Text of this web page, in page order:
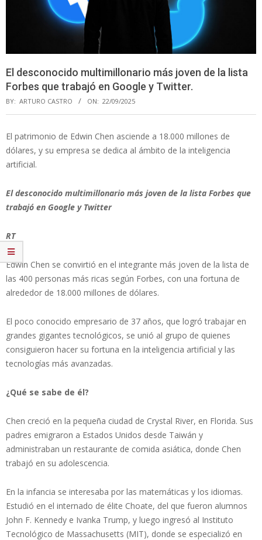
El desconocido multimillonario más joven de la lista
Forbes que trabajó en Google y Twitter.
BY: ARTURO CASTRO ON: 22/09/2025
El patrimonio de Edwin Chen asciende a 18.000 millones de
dólares, y su empresa se dedica al ámbito de la inteligencia
artificial.
El desconocido multimillonario más joven de la lista Forbes que
trabajó en Google y Twitter
RT
Edwin Chen se convirtió en el integrante más joven de la lista de
las 400 personas más ricas según Forbes, con una fortuna de
alrededor de 18.000 millones de dólares.
El poco conocido empresario de 37 años, que logró trabajar en
grandes gigantes tecnológicos, se unió al grupo de quienes
consiguieron hacer su fortuna en la inteligencia artificial y las
tecnologías más avanzadas.
¿Qué se sabe de él?
Chen creció en la pequeña ciudad de Crystal River, en Florida. Sus
padres emigraron a Estados Unidos desde Taiwán y
administraban un restaurante de comida asiática, donde Chen
trabajó en su adolescencia.
En la infancia se interesaba por las matemáticas y los idiomas.
Estudió en el internado de élite Choate, del que fueron alumnos
John F. Kennedy e Ivanka Trump, y luego ingresó al Instituto
Tecnológico de Massachusetts (MIT), donde se especializó en